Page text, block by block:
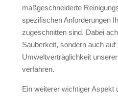
maßgeschneiderte
spezifischen Anforderungen
zugeschnitten sind. Dabei
Sauberkeit, sondern auch
Umweltverträglichkeit
verfahren.
Ein weiterer wichtiger Aspekt